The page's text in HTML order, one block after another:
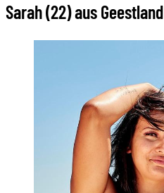
Sarah (22) aus Geestland